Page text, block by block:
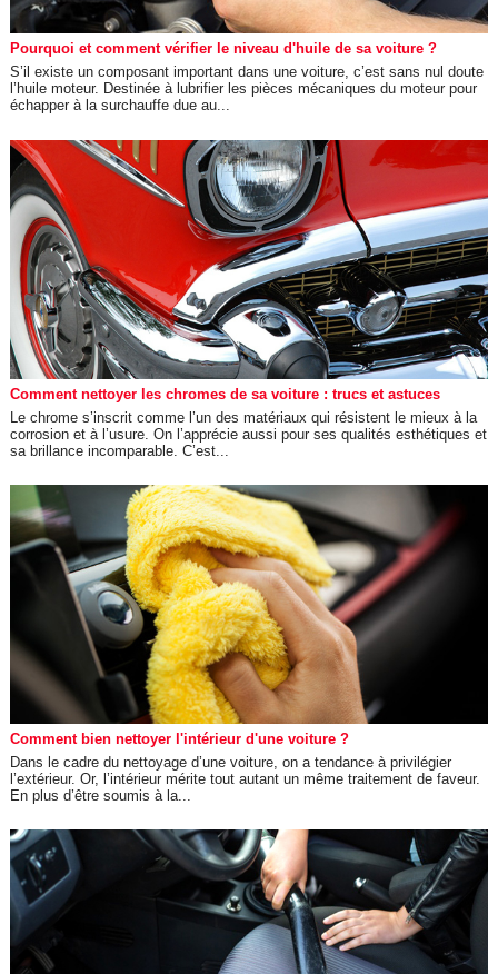
Pourquoi et comment vérifier le niveau d'huile de sa voiture ?
S’il existe un composant important dans une voiture, c’est sans nul doute
l’huile moteur. Destinée à lubrifier les pièces mécaniques du moteur pour
échapper à la surchauffe due au...
Comment nettoyer les chromes de sa voiture : trucs et astuces
Le chrome s’inscrit comme l’un des matériaux qui résistent le mieux à la
corrosion et à l’usure. On l’apprécie aussi pour ses qualités esthétiques et
sa brillance incomparable. C’est...
Comment bien nettoyer l'intérieur d'une voiture ?
Dans le cadre du nettoyage d’une voiture, on a tendance à privilégier
l’extérieur. Or, l’intérieur mérite tout autant un même traitement de faveur.
En plus d’être soumis à la...